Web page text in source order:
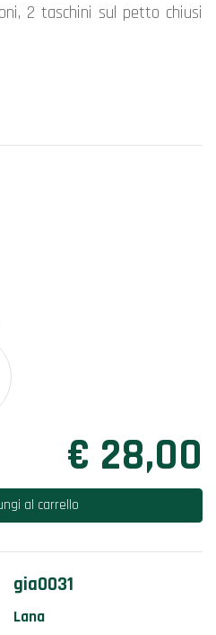
2 taschini sul petto chiusi
€ 28,00
al carrello
gia0031
Lana